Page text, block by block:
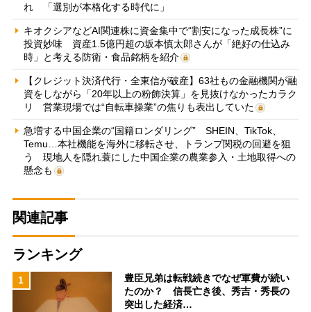
れ 「選別が本格化する時代に」
キオクシアなどAI関連株に資金集中で“割安になった成長株”に
投資妙味 資産1.5億円超の坂本慎太郎さんが「絶好の仕込み
時」と考える防衛・食品銘柄を紹介
【クレジット決済代行・全東信が破産】63社もの金融機関が融
資をしながら「20年以上の粉飾決算」を見抜けなかったカラク
リ 営業現場では“自転車操業”の焦りも表出していた
急増する中国企業の“国籍ロンダリング” SHEIN、TikTok、
Temu…本社機能を海外に移転させ、トランプ関税の回避を狙
う 現地人を隠れ蓑にした中国企業の農業参入・土地取得への
懸念も
関連記事
ランキング
1
豊臣兄弟は転戦続きでなぜ軍費が続い
たのか？ 信長亡き後、秀吉・秀長の
突出した経済…